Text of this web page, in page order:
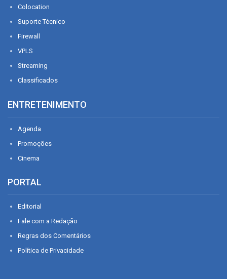
Colocation
Suporte Técnico
Firewall
VPLS
Streaming
Classificados
ENTRETENIMENTO
Agenda
Promoções
Cinema
PORTAL
Editorial
Fale com a Redação
Regras dos Comentários
Política de Privacidade